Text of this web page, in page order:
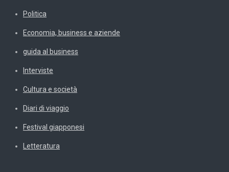
Politica
Economia, business e aziende
guida al business
Interviste
Cultura e società
Diari di viaggio
Festival giapponesi
Letteratura